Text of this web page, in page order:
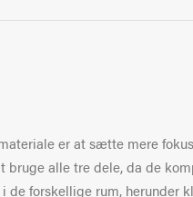
er at sætte mere
alle tre dele, da de
forskellige rum, herunder